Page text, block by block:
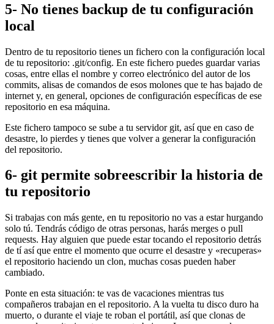
5- No tienes backup de tu configuración
local
Dentro de tu repositorio tienes un fichero con la configuración local
de tu repositorio: .git/config. En este fichero puedes guardar varias
cosas, entre ellas el nombre y correo electrónico del autor de los
commits, alisas de comandos de esos molones que te has bajado de
internet y, en general, opciones de configuración específicas de ese
repositorio en esa máquina.
Este fichero tampoco se sube a tu servidor git, así que en caso de
desastre, lo pierdes y tienes que volver a generar la configuración
del repositorio.
6- git permite sobreescribir la historia de
tu repositorio
Si trabajas con más gente, en tu repositorio no vas a estar hurgando
solo tú. Tendrás código de otras personas, harás merges o pull
requests. Hay alguien que puede estar tocando el repositorio detrás
de tí así que entre el momento que ocurre el desastre y «recuperas»
el repositorio haciendo un clon, muchas cosas pueden haber
cambiado.
Ponte en esta situación: te vas de vacaciones mientras tus
compañeros trabajan en el repositorio. A la vuelta tu disco duro ha
muerto, o durante el viaje te roban el portátil, así que clonas de